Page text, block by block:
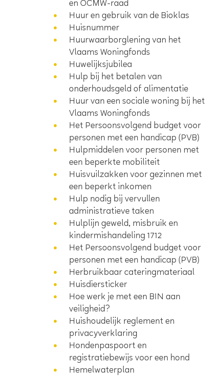
en OCMW-raad
Huur en gebruik van de Bioklas
Huisnummer
Huurwaarborglening van het
Vlaams Woningfonds
Huwelijksjubilea
Hulp bij het betalen van
onderhoudsgeld of alimentatie
Huur van een sociale woning bij het
Vlaams Woningfonds
Het Persoonsvolgend budget voor
personen met een handicap (PVB)
Hulpmiddelen voor personen met
een beperkte mobiliteit
Huisvuilzakken voor gezinnen met
een beperkt inkomen
Hulp nodig bij vervullen
administratieve taken
Hulplijn geweld, misbruik en
kindermishandeling 1712
Het Persoonsvolgend budget voor
personen met een handicap (PVB)
Herbruikbaar cateringmateriaal
Huisdiersticker
Hoe werk je met een BIN aan
veiligheid?
Huishoudelijk reglement en
privacyverklaring
Hondenpaspoort en
registratiebewijs voor een hond
Hemelwaterplan